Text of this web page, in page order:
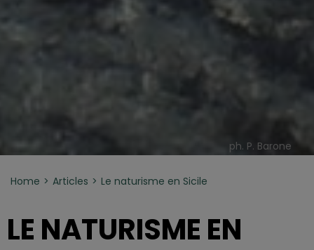
ph. P. Barone
Home Articles Le naturisme en Sicile
LE NATURISME EN